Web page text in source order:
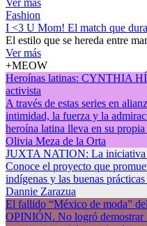
Fashion
I <3 U Mom! El match que
El estilo que se hereda entre
Ver más
+MEOW
Heroínas latinas: CYNTHIA
activista
A través de estas series en
intimidad, la fuerza y la
heroína latina lleva en su
Olivia Meza de la Orta
JUXTA NATION: La iniciativa
Conoce el proyecto que
indígenas y las buenas
Dannie Zarazua
El fallido “México de moda”
OPINIÓN. No logró demostrar